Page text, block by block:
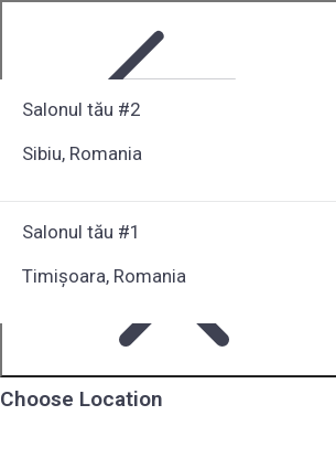
Choose Location
Salonul tău #2
Sibiu, Romania
Salonul tău #1
Timișoara, Romania